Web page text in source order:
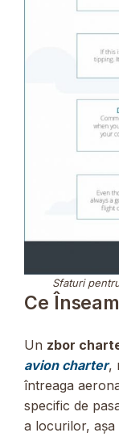
Sfaturi
Ce
Un zbor
avion charter,
întreaga
specific de
a locurilor,